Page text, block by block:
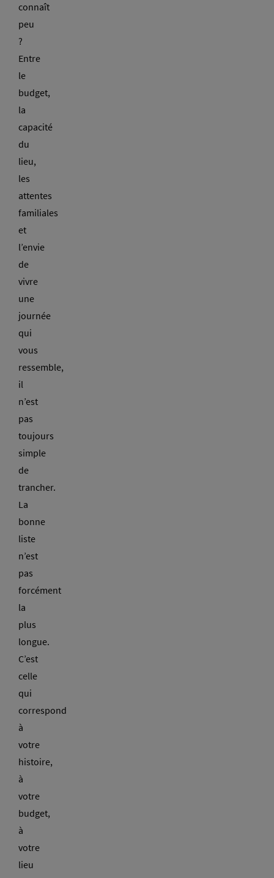
connaît
peu
?
Entre
le
budget,
la
capacité
du
lieu,
les
attentes
familiales
et
l’envie
de
vivre
une
journée
qui
vous
ressemble,
il
n’est
pas
toujours
simple
de
trancher.
La
bonne
liste
n’est
pas
forcément
la
plus
longue.
C’est
celle
qui
correspond
à
votre
histoire,
à
votre
budget,
à
votre
lieu